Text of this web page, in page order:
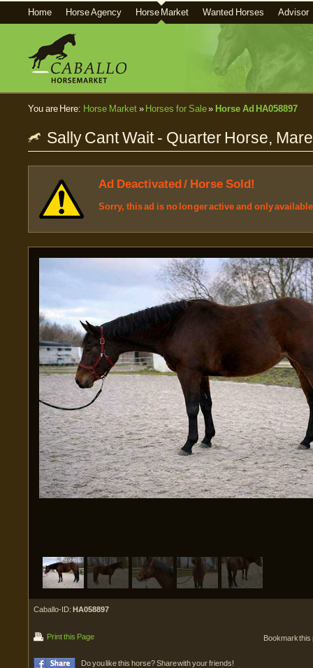
Home Horse Agency Horse Market Wanted Horses Advisor
You are Here: Horse Market» Horses for Sale» Horse Ad HA058897
Sally Cant Wait - Quarter Horse,
Ad Deactivated / Horse Sold!
Sorry, this ad is no longer active and only
Caballo-ID: HA058897
Print this Page Bookmark
Do you like this horse? Share with your friends!